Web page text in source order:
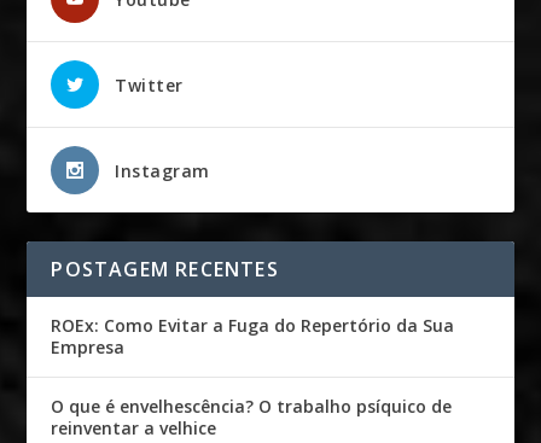
Twitter
Instagram
POSTAGEM RECENTES
ROEx: Como Evitar a Fuga do Repertório da Sua
Empresa
O que é envelhescência? O trabalho psíquico de
reinventar a velhice